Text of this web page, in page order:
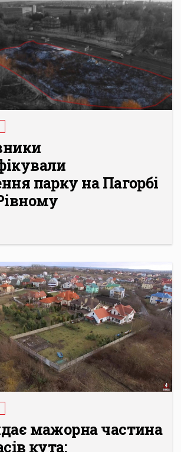
парку на Пагорбі
мажорна частина
кута: